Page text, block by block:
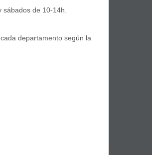
de 10-14h.
departamento según la